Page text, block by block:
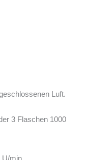
Luft.
3 Flaschen 1000